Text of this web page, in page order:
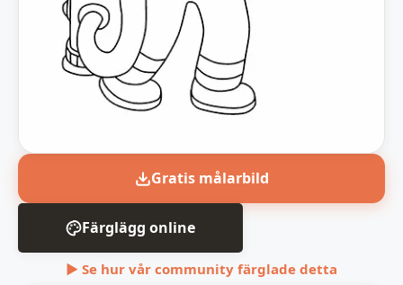
Gratis målarbild
Färglägg online
▶ Se hur vår community färglade detta